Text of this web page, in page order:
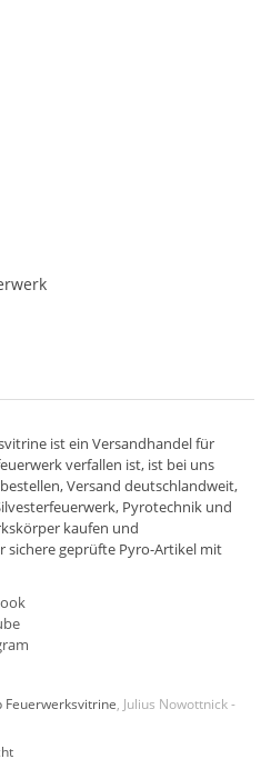
ist ein Versandhandelfür
verfallen ist, ist bei uns
Versand deutschlandweit,
, Pyrotechnik und
kaufen und
sichere geprüfte Pyro-Artikel mit
Feuerwerksvitrine , Julius Nowottnick -